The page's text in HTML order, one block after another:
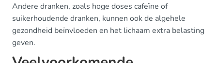
Andere dranken, zoals hoge doses cafeïne of
suikerhoudende dranken, kunnen ook de algehele
gezondheid beïnvloeden en het lichaam extra belasting
geven.